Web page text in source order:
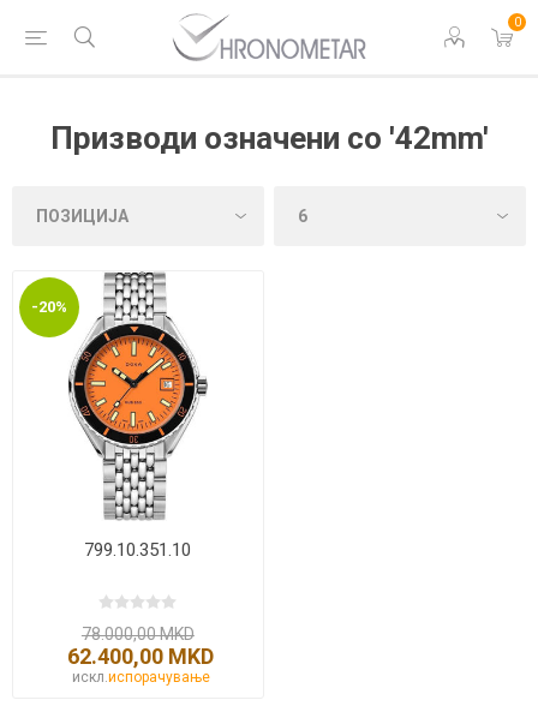
0
Призводи означени со '42mm'
-20%
799.10.351.10
78.000,00 MKD
62.400,00 MKD
искл. испорачување